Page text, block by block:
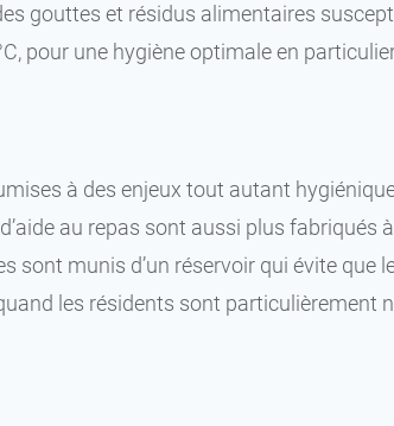
gouttes et résidus alimentaires
pour une hygiène optimale en
à des enjeux tout autant
au repas sont aussi plus fabriqués
sont munis d’un réservoir qui évite que
les résidents sont particulièrement